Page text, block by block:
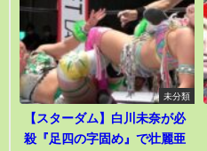
未分類
【スターダム】白川未奈が必
殺『足四の字固め』で壮麗亜